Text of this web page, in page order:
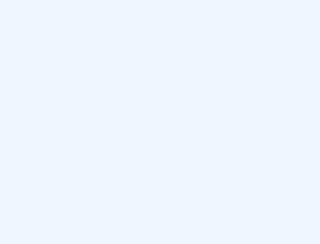
Ответите себе на вопрос